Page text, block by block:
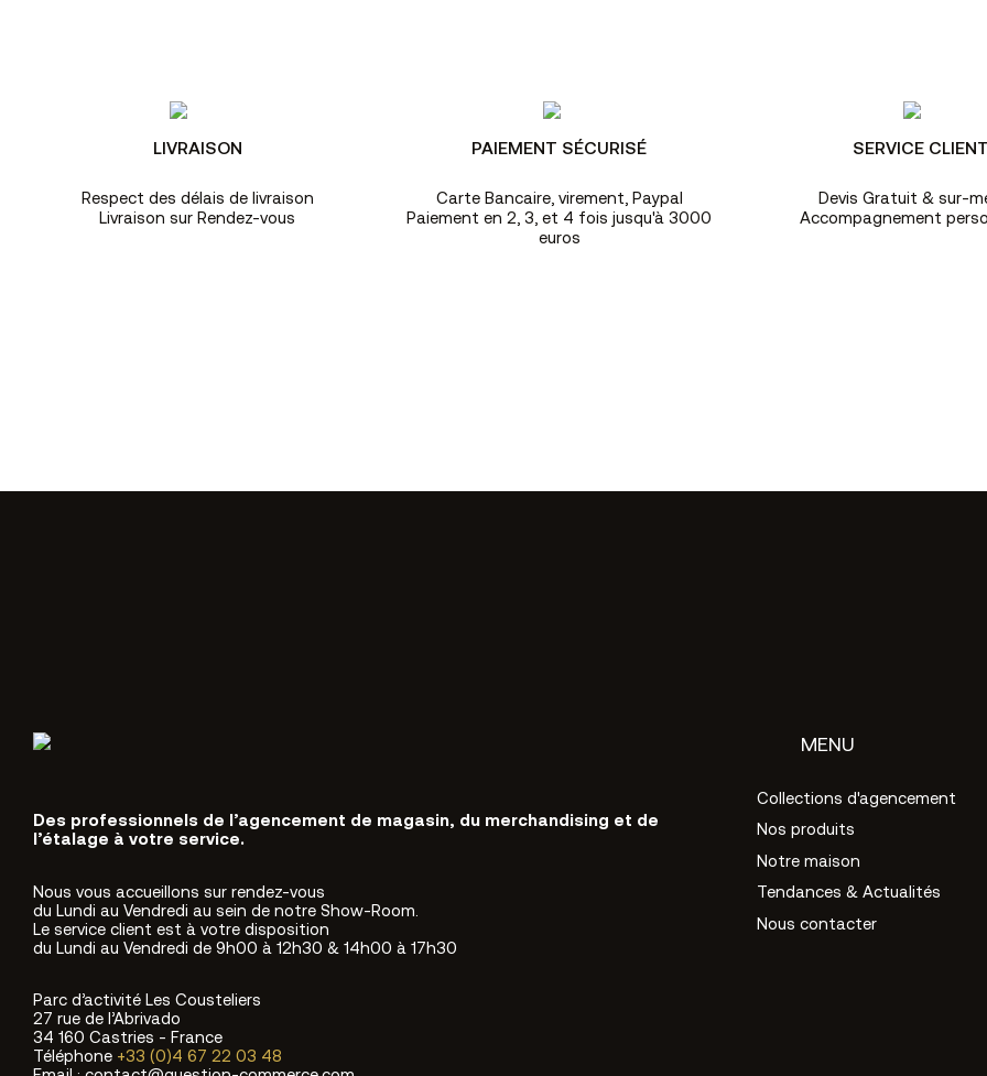
LIVRAISON
Respect des délais de livraison
Livraison sur Rendez-vous
PAIEMENT SÉCURISÉ
Carte Bancaire, virement, Paypal
Paiement en 2, 3, et 4 fois jusqu'à 3000
euros
SERVICE CLIENT
Devis Gratuit & sur-
Accompagnement
Des professionnels de l’agencement de magasin, du merchandising et de
l’étalage à votre service.
Nous vous accueillons sur rendez-vous
du Lundi au Vendredi au sein de notre Show-Room.
Le service client est à votre disposition
du Lundi au Vendredi de 9h00 à 12h30 & 14h00 à 17h30
Parc d’activité Les Cousteliers
27 rue de l’Abrivado
34 160 Castries - France
Téléphone +33 (0)4 67 22 03 48
MENU
Collections d'agencement
Nos produits
Notre maison
Tendances & Actualités
Nous contacter